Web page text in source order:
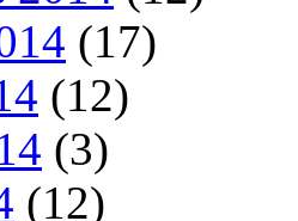
(17)
(12)
(3)
(12)